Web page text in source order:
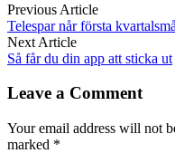
Previous Article
Telespar når första
Next Article
Så får du din app att sticka ut
Leave a Comment
Your email address will not
marked *